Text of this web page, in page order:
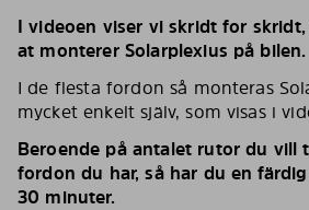
I videoen viser vi skridt for
at monterer Solarplexius på bilen.
I de flesta fordon så monteras
mycket enkelt själv, som visas i
Beroende på antalet rutor du vill
fordon du har, så har du en
30 minuter.